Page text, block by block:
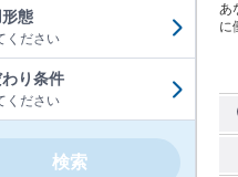
形態
ください
り条件
ください
検索
あ
に
港
ム